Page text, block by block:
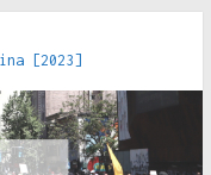
[2023]
los Estados :
[2022]
: hacia una teoría
[2020]